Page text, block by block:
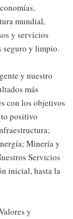
mundial,
y servicios
seguro y limpio.
y nuestro
más
con los objetivos
positivo
Minería y
Servicios
inicial, hasta la
y